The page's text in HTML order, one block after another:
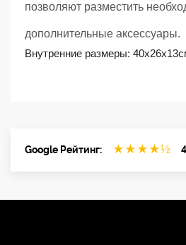
позволяют разместить
дополнительные аксессуары.
Внутренние размеры:
Google Рейтинг: ★ ★ ★ ★½